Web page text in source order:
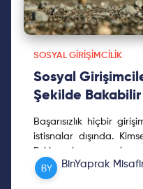
SOSYAL GIRIŞIMCILIK
Sosyal
Şekilde Bakabilir
Başarısızlık hiçbir
istisnalar dışında.
almayacaksa neden
Peki sen başarısız
BinYaprak